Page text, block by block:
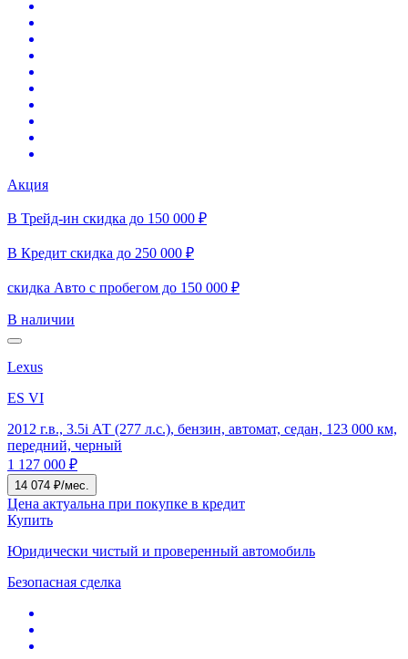
Акция
В Трейд-ин скидка до 150 000 ₽
В Кредит скидка до 250 000 ₽
скидка Авто с пробегом до 150 000 ₽
В наличии
Lexus
ES VI
2012 г.в., 3.5i АТ (277 л.с.), бензин, автомат, седан, 123 000 км,
передний, черный
1 127 000 ₽
14 074 ₽/мес.
Цена актуальна при покупке в кредит
Купить
Юридически чистый и проверенный автомобиль
Безопасная сделка